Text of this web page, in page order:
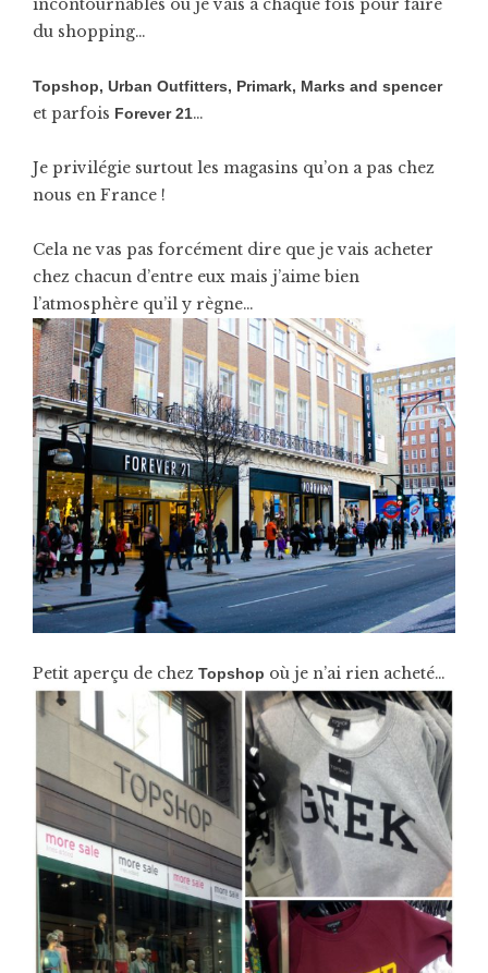
incontournables où je vais à chaque fois pour faire
du shopping…
Topshop, Urban Outfitters, Primark, Marks and spencer
et parfois Forever 21…
Je privilégie surtout les magasins qu’on a pas chez
nous en France !
Cela ne vas pas forcément dire que je vais acheter
chez chacun d’entre eux mais j’aime bien
l’atmosphère qu’il y règne…
Petit aperçu de chez Topshop où je n’ai rien acheté…